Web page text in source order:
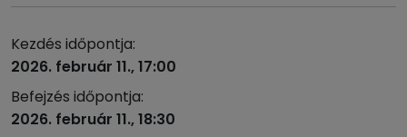
Kezdés időpontja:
2026. február 11., 17:00
Befejzés időpontja:
2026. február 11., 18:30